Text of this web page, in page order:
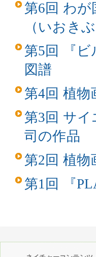
第6回 わ
（いおき
第5回 『
図譜
第4回 植物
第3回 サ
司の作品
第2回 植物
第1回 『